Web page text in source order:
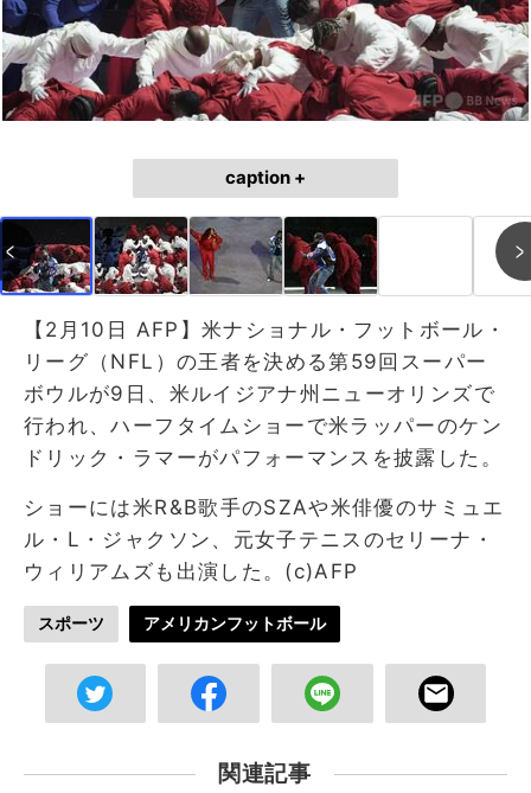
caption +
【2月10日 AFP】米ナショナル・フットボール・
リーグ（NFL）の王者を決める第59回スーパー
ボウルが9日、米ルイジアナ州ニューオリンズで
行われ、ハーフタイムショーで米ラッパーのケン
ドリック・ラマーがパフォーマンスを披露した。
ショーには米R&B歌手のSZAや米俳優のサミュエ
ル・L・ジャクソン、元女子テニスのセリーナ・
ウィリアムズも出演した。(c)AFP
スポーツ アメリカンフットボール
関連記事